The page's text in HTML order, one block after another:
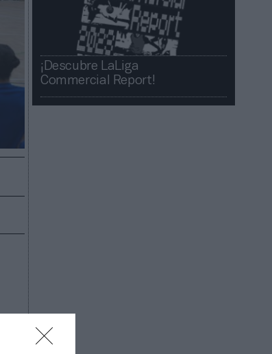
¡Descubre LaLiga
Commercial Report!​​